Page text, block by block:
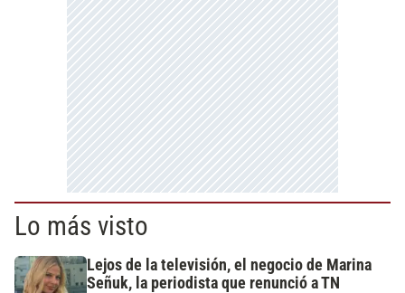
Lo más visto
Lejos de la televisión, el negocio de Marina
Señuk, la periodista que renunció a TN